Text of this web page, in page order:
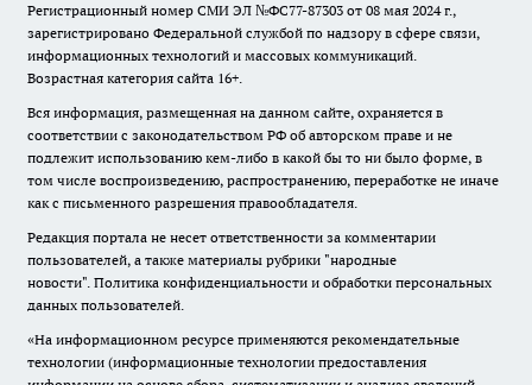
Регистрационный номер СМИ ЭЛ №ФС77-87303 от 08 мая 2024 г.,
зарегистрировано Федеральной службой по надзору в сфере связи,
информационных технологий и массовых коммуникаций.
Возрастная категория сайта 16+.
Вся информация, размещенная на данном сайте, охраняется в
соответствии с законодательством РФ об авторском праве и не
подлежит использованию кем-либо в какой бы то ни было форме, в
том числе воспроизведению, распространению, переработке не иначе
как с письменного разрешения правообладателя.
Редакция портала не несет ответственности за комментарии
пользователей, а также материалы рубрики "народные
новости". Политика конфиденциальности и обработки персональных
данных пользователей.
«На информационном ресурсе применяются рекомендательные
технологии (информационные технологии предоставления